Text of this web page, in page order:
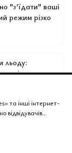
та інші інтернет-
відвідувачів...
"з’їдати" ваші
режим різко
льоду:
років
— 4 із 5